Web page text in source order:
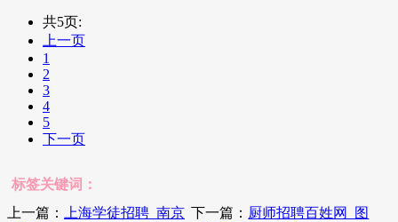
共5页:
上一页
1
2
3
4
5
下一页
标签关键词：
上一篇：
上海学徒招聘_南京 下一篇： 厨师招聘百姓网_图